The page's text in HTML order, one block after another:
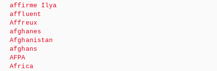
affirme Ilya
affluent
Affreux
afghanes
Afghanistan
afghans
AFPA
Africa